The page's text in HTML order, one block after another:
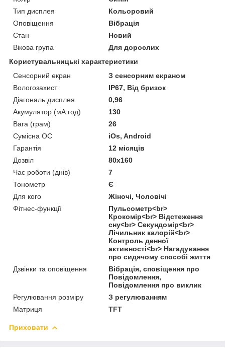
Тип дисплея
Кольоровий
Оповіщення
Вібрація
Стан
Новий
Вікова група
Для дорослих
Користувальницькі характеристики
Сенсорний екран
З сенсорним екраном
Вологозахист
IP67, Від бризок
Діагональ дисплея
0,96
Акумулятор (мА:год)
130
Вага (грам)
26
Сумісна ОС
iOs, Android
Гарантія
12 місяців
Дозвіл
80x160
Час роботи (днів)
7
Тонометр
Є
Для кого
Жіночі, Чоловічі
Фітнес-функції
Пульсометр<br>
Крокомір<br> Відстеження
сну<br> Секундомір<br>
Лічильник калорій<br>
Контроль денної
активності<br> Нагадування
про сидячому способі життя
Дзвінки та оповіщення
Вібрація, сповіщення про
Повідомлення,
Повідомлення про виклик
Регулювання розміру
З регулюванням
Матриця
TFT
Приховати